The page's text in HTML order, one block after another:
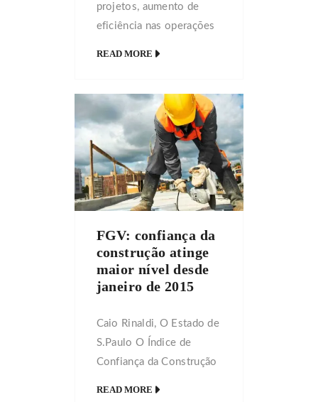
projetos, aumento de
eficiência nas operações
vantagens do built to suit
A Universidade da Azul
Linhas Aéreas foi
desenvolvida sob medida
pela Bresco dentro do
Parque Corporativo
(Bresco/Divulgação)
Muitas empresas
desconsideram a
possibilidade de alugar
READ MORE
FGV: confiança da
construção atinge
maior nível desde
janeiro de 2015
Caio Rinaldi, O Estado de
S.Paulo O Índice de
Confiança da Construção
READ MORE